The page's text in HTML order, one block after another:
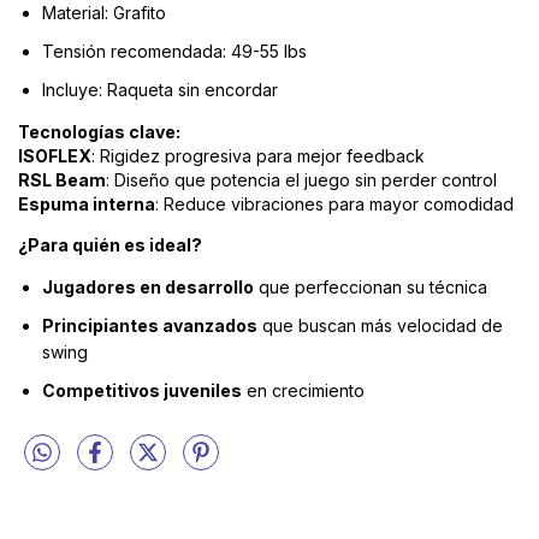
Material: Grafito
Tensión recomendada: 49-55 lbs
Incluye: Raqueta sin encordar
Tecnologías clave:
ISOFLEX: Rigidez progresiva para mejor feedback
RSL Beam: Diseño que potencia el juego sin perder control
Espuma interna: Reduce vibraciones para mayor comodidad
¿Para quién es ideal?
Jugadores en desarrollo que perfeccionan su técnica
Principiantes avanzados que buscan más velocidad de
swing
Competitivos juveniles en crecimiento